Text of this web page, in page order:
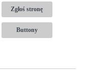
Zgłoś stronę
Buttony